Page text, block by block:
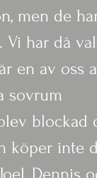
men de
Vi har då
en av oss
sovrum
köper inte